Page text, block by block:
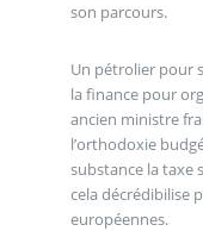
son parcours.
Un pétrolier pour
la finance pour
ancien ministre
l’orthodoxie
substance la taxe
cela décrédibilise
européennes.